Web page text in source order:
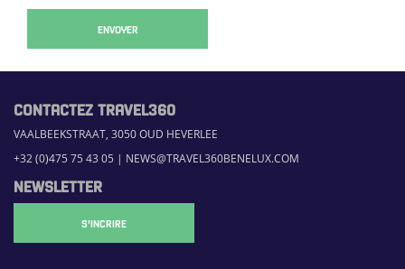
ENVOYER
CONTACTEZ TRAVEL360
VAALBEEKSTRAAT, 3050 OUD HEVERLEE
+32 (0)475 75 43 05 | NEWS@TRAVEL360BENELUX.COM
NEWSLETTER
S'INCRIRE